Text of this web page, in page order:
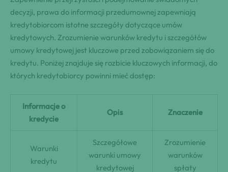
decyzji, prawa do informacji przedumownej zapewniają
kredytobiorcom istotne szczegóły dotyczące umów
kredytowych. Zrozumienie warunków kredytu i szczegółów
umowy kredytowej jest kluczowe przed zobowiązaniem się do
kredytu. Poniżej znajduje się rozbicie kluczowych informacji, do
których kredytobiorcy powinni mieć dostęp:
Informacje o
kredycie
Opis Znaczenie
Warunki
kredytu
Szczegółowe
warunki umowy
kredytowej
Zrozumienie
warunków
spłaty